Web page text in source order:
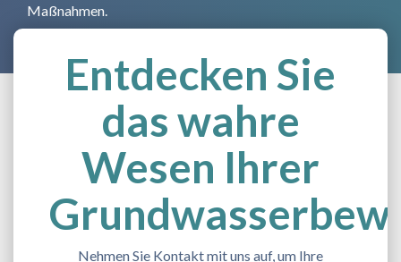
Maßnahmen.
Entdecken Sie
das wahre
Wesen Ihrer
Nehmen Sie Kontakt mit uns auf, um Ihre